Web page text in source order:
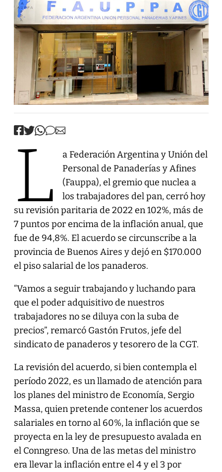
L
a Federación Argentina y Unión del
Personal de Panaderías y Afines
(Fauppa), el gremio que nuclea a
los trabajadores del pan, cerró hoy
su revisión paritaria de 2022 en 102%, más de
7 puntos por encima de la inflación anual, que
fue de 94,8%. El acuerdo se circunscribe a la
provincia de Buenos Aires y dejó en $170.000
el piso salarial de los panaderos.
“Vamos a seguir trabajando y luchando para
que el poder adquisitivo de nuestros
trabajadores no se diluya con la suba de
precios”, remarcó Gastón Frutos, jefe del
sindicato de panaderos y tesorero de la CGT.
La revisión del acuerdo, si bien contempla el
período 2022, es un llamado de atención para
los planes del ministro de Economía, Sergio
Massa, quien pretende contener los acuerdos
salariales en torno al 60%, la inflación que se
proyecta en la ley de presupuesto avalada en
el Conngreso. Una de las metas del ministro
era llevar la inflación entre el 4 y el 3 por